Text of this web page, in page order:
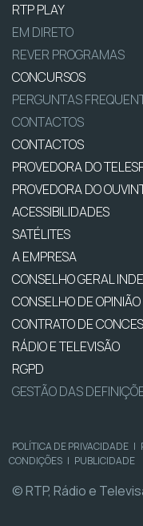
RTP PLAY
EM DIRETO
REVER PROGRAMAS
CONCURSOS
PERGUNTAS
CONTACTOS
CONTACTOS
PROVEDORA DO
PROVEDORA DO
ACESSIBILIDADES
SATÉLITES
A EMPRESA
CONSELHO GERAL
CONSELHO DE OPINIÃO
CONTRATO DE
RÁDIO E TELEVISÃO
RGPD
GESTÃO DAS
POLÍTICA DE PRIVACIDADE |
CONDIÇÕES | PUBLICIDADE
© RTP, Rádio e